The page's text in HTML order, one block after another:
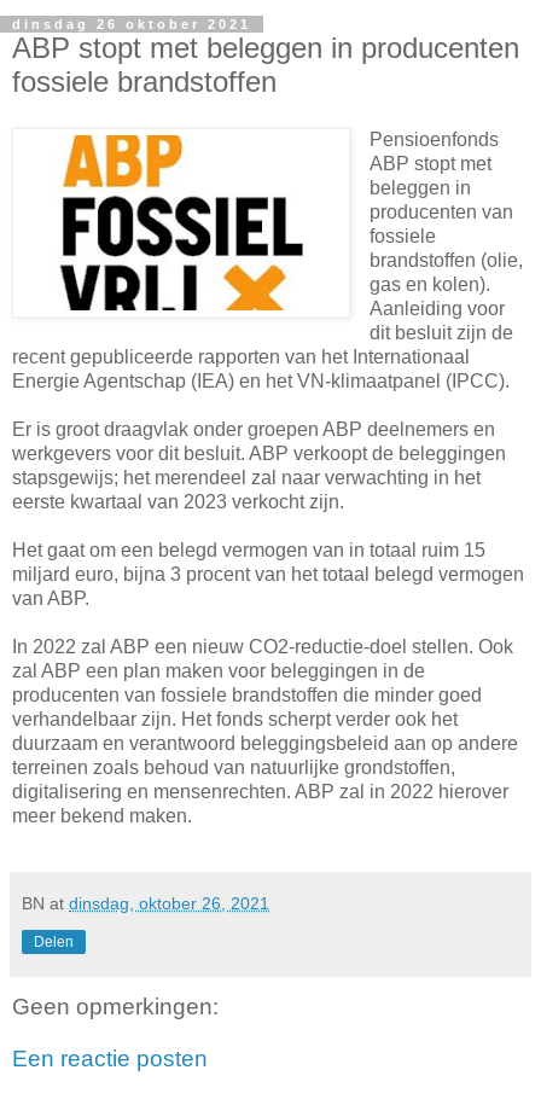
dinsdag 26 oktober 2021
ABP stopt met beleggen in producenten
fossiele brandstoffen
Pensioenfonds
ABP stopt met
beleggen in
producenten van
fossiele
brandstoffen (olie,
gas en kolen).
Aanleiding voor
dit besluit zijn de
recent gepubliceerde rapporten van het Internationaal
Energie Agentschap (IEA) en het VN-klimaatpanel (IPCC).
Er is groot draagvlak onder groepen ABP deelnemers en
werkgevers voor dit besluit. ABP verkoopt de beleggingen
stapsgewijs; het merendeel zal naar verwachting in het
eerste kwartaal van 2023 verkocht zijn.
Het gaat om een belegd vermogen van in totaal ruim 15
miljard euro, bijna 3 procent van het totaal belegd vermogen
van ABP.
In 2022 zal ABP een nieuw CO2-reductie-doel stellen. Ook
zal ABP een plan maken voor beleggingen in de
producenten van fossiele brandstoffen die minder goed
verhandelbaar zijn. Het fonds scherpt verder ook het
duurzaam en verantwoord beleggingsbeleid aan op andere
terreinen zoals behoud van natuurlijke grondstoffen,
digitalisering en mensenrechten. ABP zal in 2022 hierover
meer bekend maken.
BN at dinsdag, oktober 26, 2021
Delen
Geen opmerkingen:
Een reactie posten